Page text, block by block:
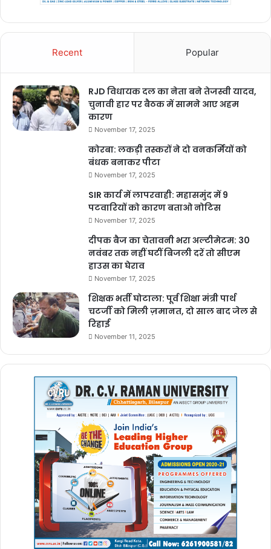
Recent Popular
RJD विधायक दल का नेता बने तेजस्वी यादव,
चुनावी हार पर बैठक में सामने आए अहम
कारण
November 17, 2025
कोरबा: लकड़ी तस्करों ने दो वनकर्मियों को
बंधक बनाकर पीटा
November 17, 2025
SIR कार्य में लापरवाही: महासमुंद में 9
पटवारियों को कारण बताओ नोटिस
November 17, 2025
दीपक बैज का चेतावनी भरा अल्टीमेटम: 30
नवंबर तक नहीं घटीं बिजली दरें तो सीएम
हाउस का घेराव
November 17, 2025
शिक्षक भर्ती घोटाला: पूर्व शिक्षा मंत्री पार्थ
चटर्जी को मिली ज़मानत, दो साल बाद जेल से
रिहाई
November 11, 2025